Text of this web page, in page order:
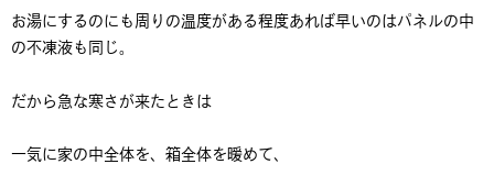
お湯にするのにも周りの温度がある程度あれば早いのはパネルの中
の不凍液も同じ。
だから急な寒さが来たときは
一気に家の中全体を、箱全体を暖めて、